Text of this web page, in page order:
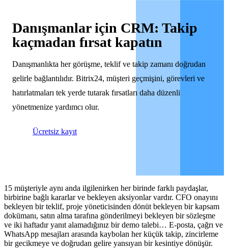
Danışmanlar için CRM: Takip
kaçmadan fırsat kapatın
Danışmanlıkta her görüşme, teklif ve takip zamanı doğrudan
gelirle bağlantılıdır. Bitrix24, müşteri geçmişini, görevleri ve
hatırlatmaları tek yerde tutarak fırsatları daha düzenli
yönetmenize yardımcı olur.
Ücretsiz kayıt
15 müşteriyle aynı anda ilgilenirken her birinde farklı paydaşlar,
birbirine bağlı kararlar ve bekleyen aksiyonlar vardır. CFO onayını
bekleyen bir teklif, proje yöneticisinden dönüt bekleyen bir kapsam
dokümanı, satın alma tarafına gönderilmeyi bekleyen bir sözleşme
ve iki haftadır yanıt alamadığınız bir demo talebi… E-posta, çağrı ve
WhatsApp mesajları arasında kaybolan her küçük takip, zincirleme
bir gecikmeye ve doğrudan gelire yansıyan bir kesintiye dönüşür.